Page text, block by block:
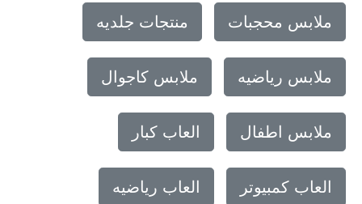
ملابس محجبات منتجات جلديه
ملابس رياضيه ملابس كاجوال
ملابس اطفال العاب كبار
العاب كمبيوتر العاب رياضيه